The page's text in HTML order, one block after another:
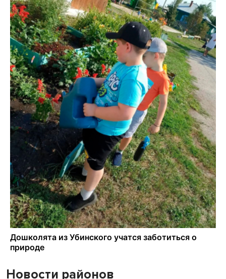
Новости районов